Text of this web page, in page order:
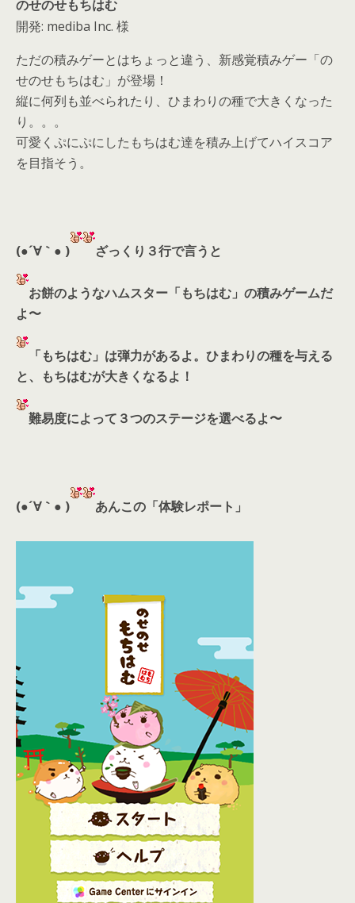
のせのせもちはむ
開発: mediba Inc. 様
ただの積みゲーとはちょっと違う、新感覚積みゲー「の
せのせもちはむ」が登場！
縦に何列も並べられたり、ひまわりの種で大きくなった
り。。。
可愛くぷにぷにしたもちはむ達を積み上げてハイスコア
を目指そう。
(●´∀｀● ) ざっくり３行で言うと
お餅のようなハムスター「もちはむ」の積みゲームだ
よ〜
「もちはむ」は弾力があるよ。ひまわりの種を与える
と、もちはむが大きくなるよ！
難易度によって３つのステージを選べるよ〜
(●´∀｀● ) あんこの「体験レポート」